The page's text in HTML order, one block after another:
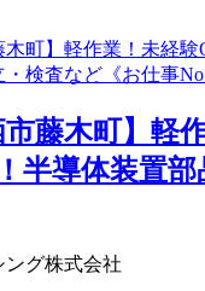
市藤木町】軽
半導体装置部
ング株式会社